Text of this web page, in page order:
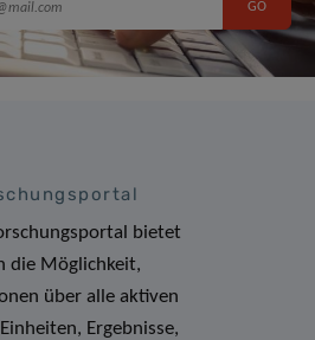
bietet
die Möglichkeit,
über alle aktiven
Ergebnisse,